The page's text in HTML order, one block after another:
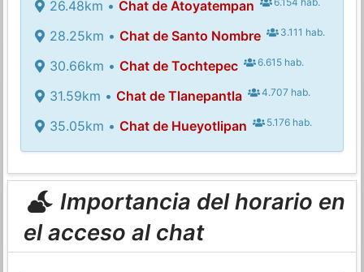
26.48km • Chat de Atoyatempan
28.25km • Chat de Santo Nombre 3.111 hab.
30.66km • Chat de Tochtepec 6.615 hab.
31.59km • Chat de Tlanepantla 4.707 hab.
35.05km • Chat de Hueyotlipan 5.176 hab.
Importancia del horario en
el acceso al chat